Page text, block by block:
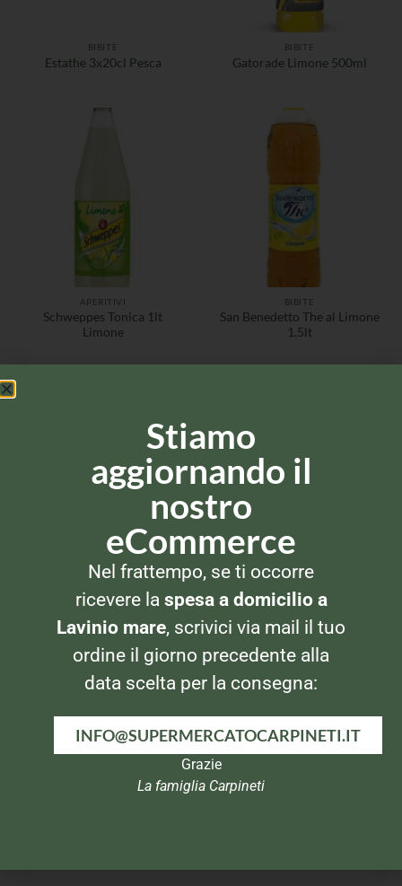
BIBITE
Estathe 3x20cl Pesca
BIBITE
Gatorade Limone 500ml
APERITIVI
Schweppes Tonica 1lt
Limone
BIBITE
San Benedetto The al Limone
1,5lt
BIBITE APERITIVI
Stiamo
aggiornando il
nostro
eCommerce
Nel frattempo, se ti occorre
ricevere la spesa a domicilio a
Lavinio mare, scrivici via mail il tuo
ordine il giorno precedente alla
data scelta per la consegna:
INFO@SUPERMERCATOCARPINETI.IT
Grazie
La famiglia Carpineti